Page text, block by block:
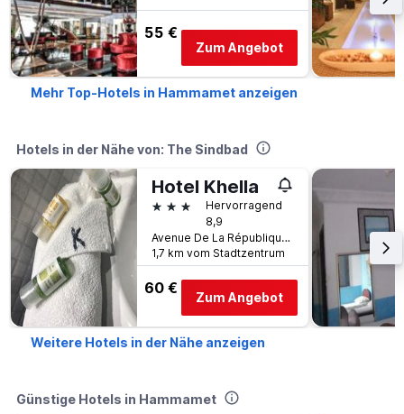
55 €
Zum Angebot
Mehr Top-Hotels in Hammamet anzeigen
Hotels in der Nähe von: The Sindbad
Hotel Khella
3 SterneHervorragend
8,9
Avenue De La République, Hammamet, Tunesien
1,7 km vom Stadtzentrum
60 €
Zum Angebot
Weitere Hotels in der Nähe anzeigen
Günstige Hotels in Hammamet